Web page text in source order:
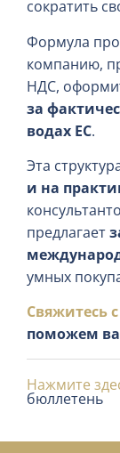
сократить
Формула
компанию,
НДС,
за
водах ЕС.
Эта
и на
предлагает
умных
Свяжитесь
поможем
Нажмите
бюллетень